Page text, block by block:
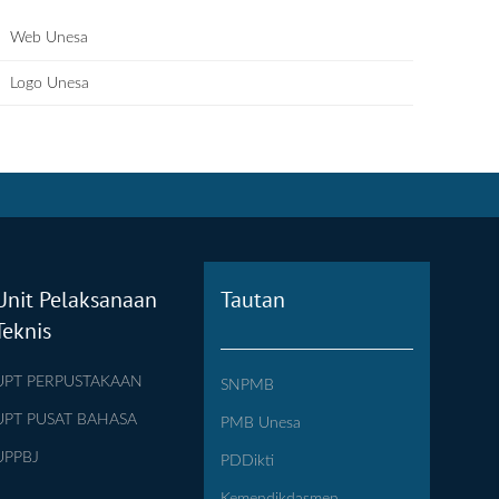
Web Unesa
Logo Unesa
Pelaksanaan
PERPUSTAKAAN
PUSAT BAHASA
Tautan
SNPMB
PMB Unesa
PDDikti